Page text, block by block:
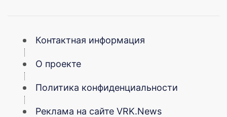
Контактная информация
О проекте
Политика конфиденциальности
Реклама на сайте VRK.News